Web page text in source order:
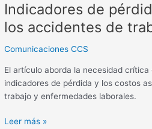
Indicadores de
los accidentes de
Comunicaciones CCS
El artículo aborda la necesidad
indicadores de pérdida y los costos
trabajo y enfermedades laborales.
Leer más »